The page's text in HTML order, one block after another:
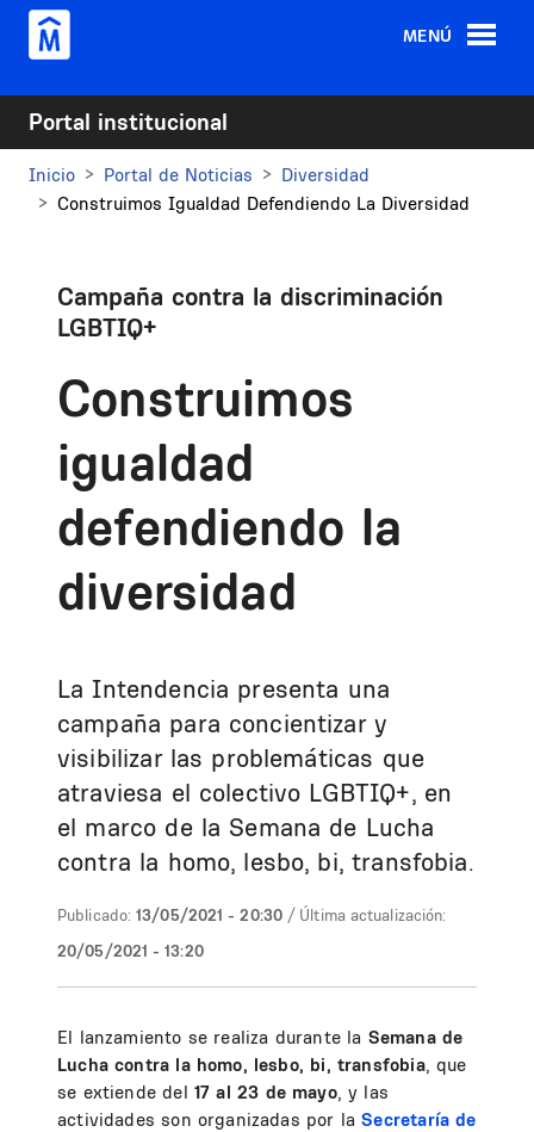
Pasar al contenido principal
MENÚ
Portal institucional
Inicio Portal de Noticias
Diversidad
Construimos Igualdad Defendiendo La Diversidad
Campaña contra la discriminación
LGBTIQ+
Construimos
igualdad
defendiendo la
diversidad
La Intendencia presenta una
campaña para concientizar y
visibilizar las problemáticas que
atraviesa el colectivo LGBTIQ+, en
el marco de la Semana de Lucha
contra la homo, lesbo, bi, transfobia.
Publicado: 13/05/2021 - 20:30 / Última actualización:
20/05/2021 - 13:20
El lanzamiento se realiza durante la Semana de
Lucha contra la homo, lesbo, bi, transfobia, que
se extiende del 17 al 23 de mayo, y las
actividades son organizadas por laSecretaría de